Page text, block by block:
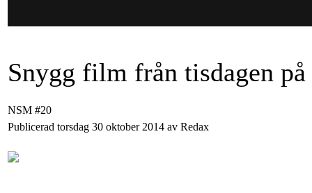
Snygg film från tisdagen
NSM #20
Publicerad torsdag 30 oktober 2014 av Redax